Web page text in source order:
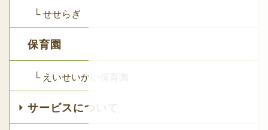
└ せせらぎ
保育園
└ えいせいかい保育園
サービスについて